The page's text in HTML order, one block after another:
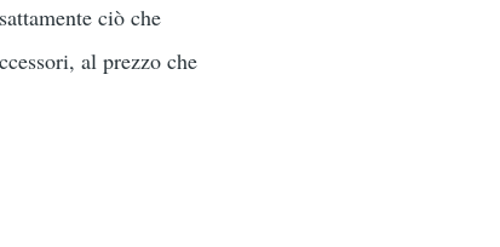
ciò che
al prezzo che